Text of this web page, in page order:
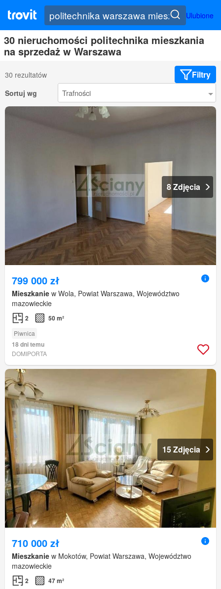
Ulubione
30 nieruchomości politechnika mieszkania
na sprzedaż w Warszawa
30 rezultatów Filtry
Sortuj wg
8 Zdjęcia
799 000 zł
Mieszkanie w Wola, Powiat Warszawa, Województwo
mazowieckie
2 50 m²
Piwnica
18 dni temu
DOMIPORTA
15 Zdjęcia
710 000 zł
Mieszkanie w Mokotów, Powiat Warszawa, Województwo
mazowieckie
2
47 m²